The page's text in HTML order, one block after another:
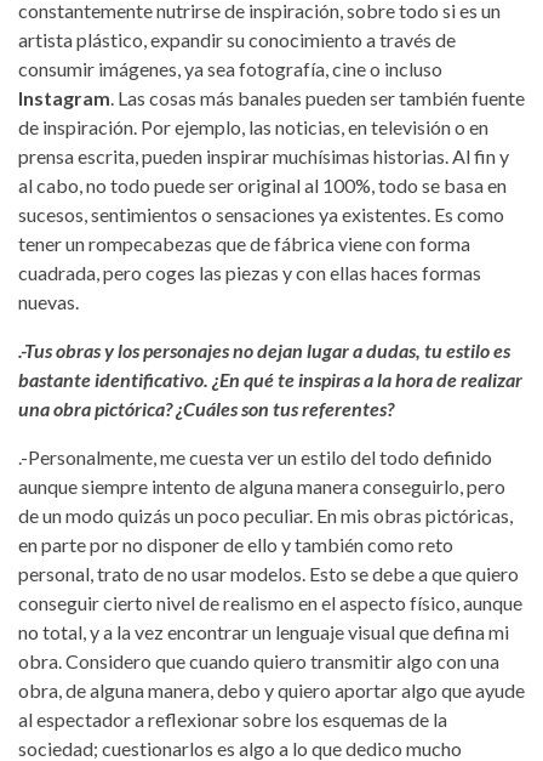
constantemente nutrirse de inspiración, sobre todo si es un
artista plástico, expandir su conocimiento a través de
consumir imágenes, ya sea fotografía, cine o incluso
Instagram . Las cosas más banales pueden ser también fuente
de inspiración. Por ejemplo, las noticias, en televisión o en
prensa escrita, pueden inspirar muchísimas historias. Al fin y
al cabo, no todo puede ser original al 100%, todo se basa en
sucesos, sentimientos o sensaciones ya existentes. Es como
tener un rompecabezas que de fábrica viene con forma
cuadrada, pero coges las piezas y con ellas haces formas
nuevas.
.-Tus obras y los personajes no dejan lugar a dudas, tu estilo es
bastante identificativo. ¿En qué te inspiras a la hora de realizar
una obra pictórica? ¿Cuáles son tus referentes?
.-Personalmente, me cuesta ver un estilo del todo definido
aunque siempre intento de alguna manera conseguirlo, pero
de un modo quizás un poco peculiar. En mis obras pictóricas,
en parte por no disponer de ello y también como reto
personal, trato de no usar modelos. Esto se debe a que quiero
conseguir cierto nivel de realismo en el aspecto físico, aunque
no total, y a la vez encontrar un lenguaje visual que defina mi
obra. Considero que cuando quiero transmitir algo con una
obra, de alguna manera, debo y quiero aportar algo que ayude
al espectador a reflexionar sobre los esquemas de la
sociedad; cuestionarlos es algo a lo que dedico mucho